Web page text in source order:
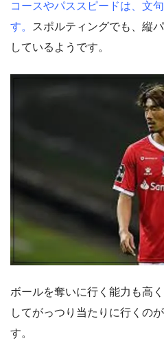
コースやパススピードは、文
す。
スポルティングでも、縦
しているようです。
ボールを奪いに行く能力も高
してがっつり当たりに行くの
す。